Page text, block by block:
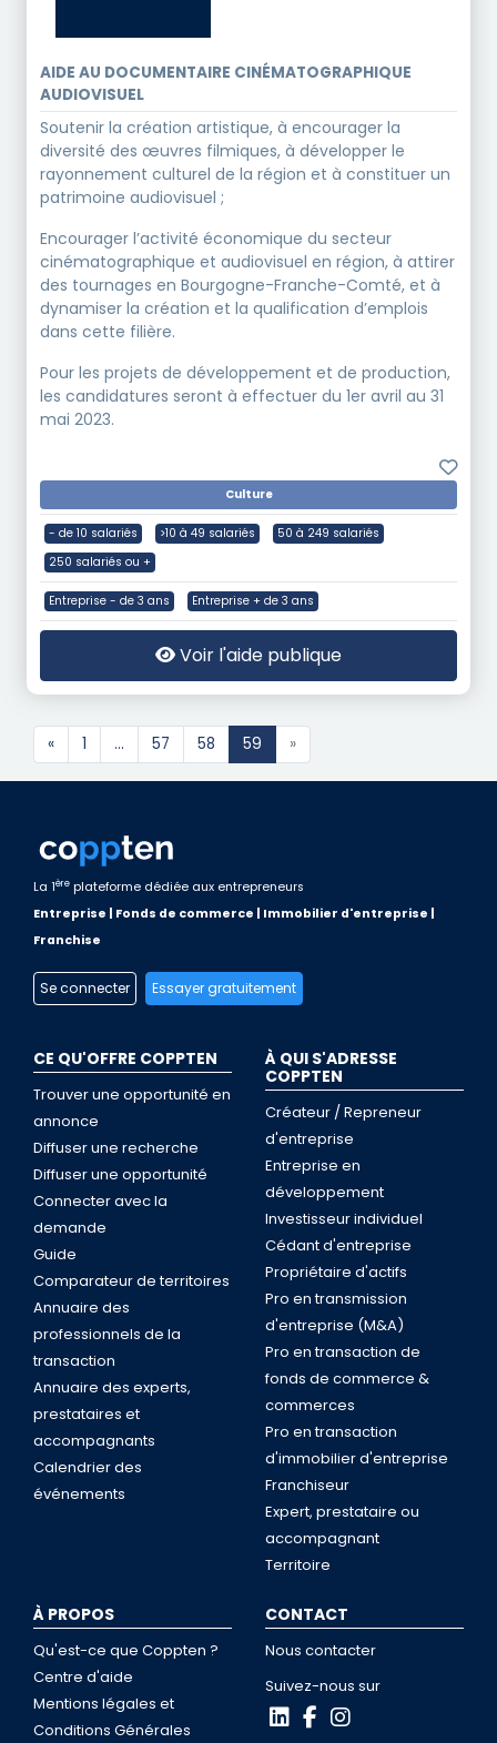
AIDE AU DOCUMENTAIRE CINÉMATOGRAPHIQUE
AUDIOVISUEL
Soutenir la création artistique, à encourager la
diversité des œuvres filmiques, à développer le
rayonnement culturel de la région et à constituer un
patrimoine audiovisuel ;
Encourager l’activité économique du secteur
cinématographique et audiovisuel en région, à attirer
des tournages en Bourgogne-Franche-Comté, et à
dynamiser la création et la qualification d’emplois
dans cette filière.
Pour les projets de développement et de production,
les candidatures seront à effectuer du 1er avril au 31
mai 2023.
Culture
- de 10 salariés >10 à 49 salariés
50 à 249 salariés
250 salariés ou +
Entreprise - de 3 ans Entreprise + de 3 ans
Voir l'aide publique
« 1 ... 57 58 59 »
La 1ère plateforme dédiée aux entrepreneurs
Entreprise | Fonds de commerce | Immobilier d'entreprise |
Franchise
Se connecter Essayer gratuitement
CE QU'OFFRE COPPTEN
Trouver une opportunité en
annonce
Diffuser une recherche
Diffuser une opportunité
Connecter avec la
demande
Guide
Comparateur de territoires
Annuaire des
professionnels de la
transaction
Annuaire des experts,
prestataires et
accompagnants
Calendrier des
événements
À QUI S'ADRESSE
COPPTEN
Créateur / Repreneur
d'entreprise
Entreprise en
développement
Investisseur individuel
Cédant d'entreprise
Propriétaire d'actifs
Pro en transmission
d'entreprise (M&A)
Pro en transaction de
fonds de commerce &
commerces
Pro en transaction
d'immobilier d'entreprise
Franchiseur
Expert, prestataire ou
accompagnant
Territoire
À PROPOS
Qu'est-ce que Coppten ?
Centre d'aide
Mentions légales et
Conditions Générales
CONTACT
Nous contacter
Suivez-nous sur